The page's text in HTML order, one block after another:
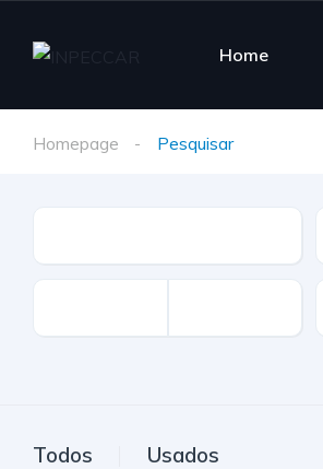
Home
Homepage Pesquisar
Todos Usados